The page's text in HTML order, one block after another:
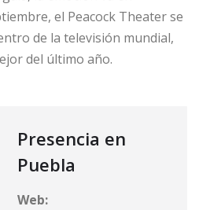
el Peacock Theater se
de la televisión mundial,
del último año.
Presencia en
Puebla
Web: